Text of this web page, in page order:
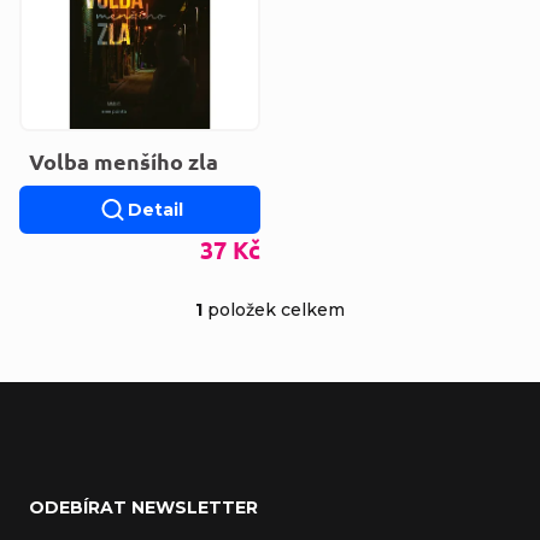
Volba menšího zla
37 Kč
Detail
1 položek celkem
ODEBÍRAT NEWSLETTER